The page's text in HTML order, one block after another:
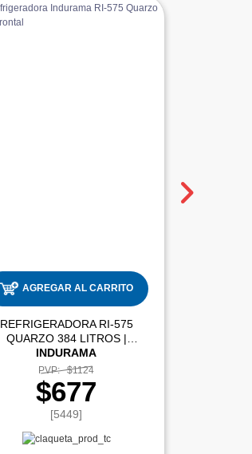
AGREGAR AL CARRITO
REFRIGERADORA RI-575
QUARZO 384 LITROS |
INDURAMA
PVP: $1124
$677
[5449]